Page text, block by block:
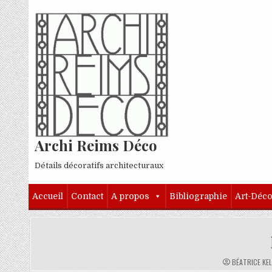
Skip to content
Archi Reims Déco
Détails décoratifs architecturaux
Accueil Contact A propos Bibliographie Art-Déco
AUTHOR:
BÉATRICE